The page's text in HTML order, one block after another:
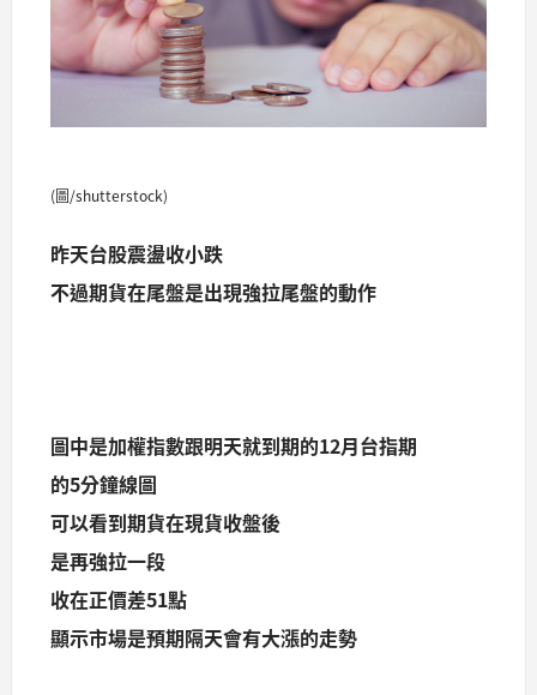
(圖/shutterstock)
昨天台股震盪收小跌
不過期貨在尾盤是出現強拉尾盤的動作
圖中是加權指數跟明天就到期的12月台指期
的5分鐘線圖
可以看到期貨在現貨收盤後
是再強拉一段
收在正價差51點
顯示市場是預期隔天會有大漲的走勢